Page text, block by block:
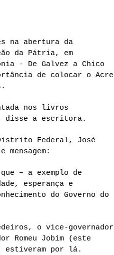
na abertura da
da Pátria, em
- De Galvez a Chico
de colocar o Acre
nos livros
disse a escritora.
Federal, José
– a exemplo de
esperança e
do Governo do
o vice-governador
Romeu Jobim (este
estiveram por lá.